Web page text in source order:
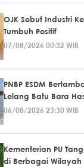
OJK Sebut Industri
Tumbuh Positif
07/08/2026 00:32 WIB
PNBP ESDM
Lelang Batu Bara
06/08/2026 23:30 WIB
Kementerian PU
di Berbagai